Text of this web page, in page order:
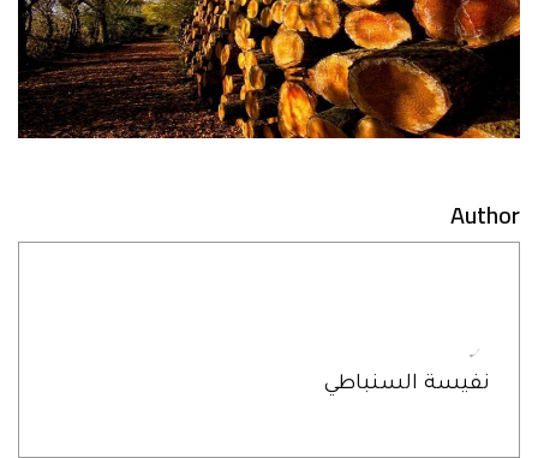
Author
نفيسة السنباطي